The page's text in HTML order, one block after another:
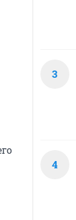
3
4